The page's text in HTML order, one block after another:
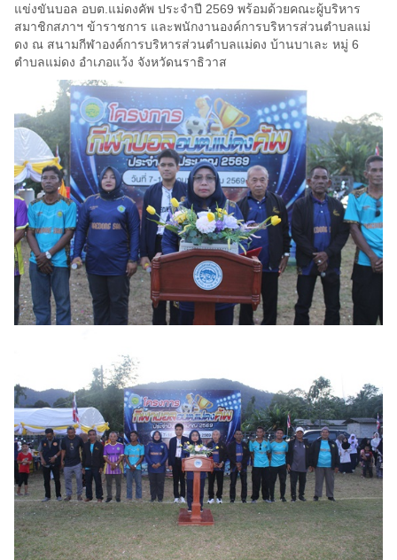
แข่งขันบอล อบต.แม่ดงคัพ ประจำปี 2569 พร้อมด้วยคณะผู้บริหาร
สมาชิกสภาฯ ข้าราชการ และพนักงานองค์การบริหารส่วนตำบลแม่
ดง ณ สนามกีฬาองค์การบริหารส่วนตำบลแม่ดง บ้านบาเละ หมู่ 6
ตำบลแม่ดง อำเภอแว้ง จังหวัดนราธิวาส